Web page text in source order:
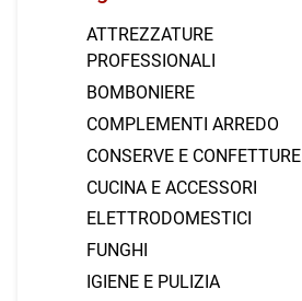
ATTREZZATURE
PROFESSIONALI
BOMBONIERE
COMPLEMENTI ARREDO
CONSERVE E CONFETTURE
CUCINA E ACCESSORI
ELETTRODOMESTICI
FUNGHI
IGIENE E PULIZIA